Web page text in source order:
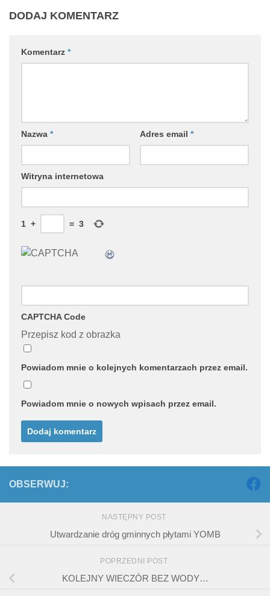
DODAJ KOMENTARZ
Komentarz *
Nazwa * Adres email *
Witryna internetowa
1 + = 3
CAPTCHA Code
Przepisz kod z obrazka
Powiadom mnie o kolejnych komentarzach przez email.
Powiadom mnie o nowych wpisach przez email.
OBSERWUJ:
NASTĘPNY POST
Utwardzanie dróg gminnych płytami YOMB
POPRZEDNI POST
KOLEJNY WIECZÓR BEZ WODY…